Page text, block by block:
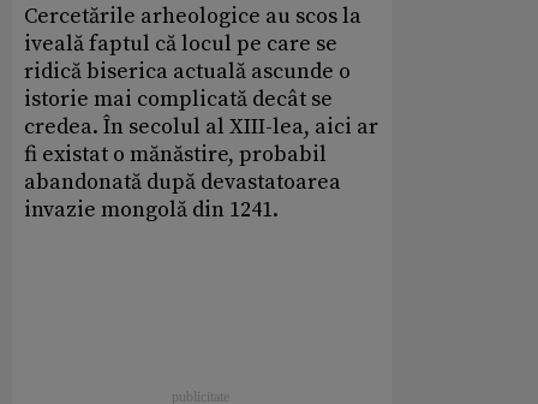
Cercetările arheologice au scos la
iveală faptul că locul pe care se
ridică biserica actuală ascunde o
istorie mai complicată decât se
credea. În secolul al XIII-lea, aici ar
fi existat o mănăstire, probabil
abandonată după devastatoarea
invazie mongolă din 1241.